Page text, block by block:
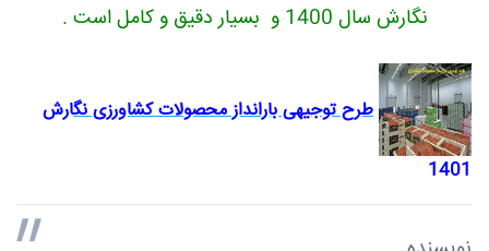
نگارش سال 1400 و بسیار دقیق و کامل است .
طرح توجیهی بارانداز محصولات کشاورزی نگارش
1401